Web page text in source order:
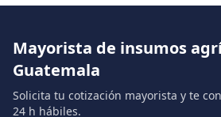
Mayorista de insumos
Guatemala
Solicita tu cotización mayorista y te
24 h hábiles.